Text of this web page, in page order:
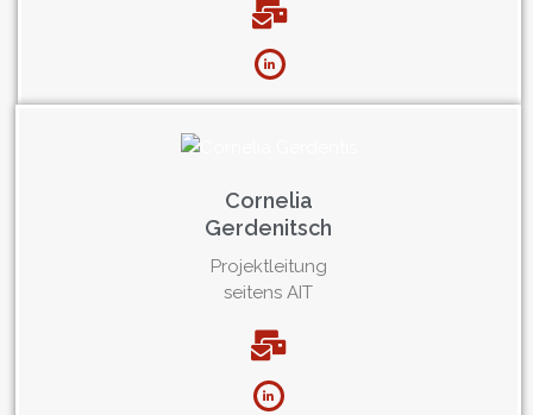
Cornelia
Gerdenitsch
Projektleitung
seitens AIT